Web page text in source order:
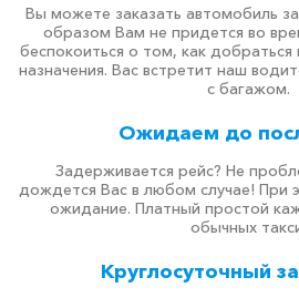
Вы можете заказать автомобиль
образом Вам не придется во
беспокоиться о том, как
назначения. Вас встретит наш
с багажом.
Ожидаем до
Задерживается рейс? Не
дождется Вас в любом случае! При
ожидание. Платный простой
обычных
Круглосуточный